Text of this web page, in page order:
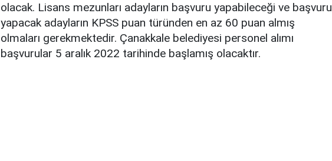
olacak. Lisans mezunları adayların başvuru yapabileceği ve başvuru
yapacak adayların KPSS puan türünden en az 60 puan almış
olmaları gerekmektedir. Çanakkale belediyesi personel alımı
başvurular 5 aralık 2022 tarihinde başlamış olacaktır.